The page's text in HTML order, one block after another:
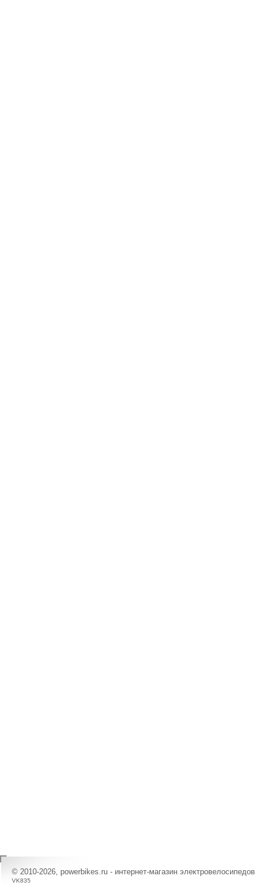
© 2010-2026, powerbikes.ru - интернет-магазин электровелосипедов
VK835